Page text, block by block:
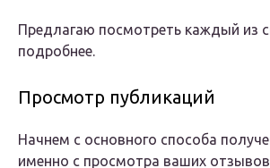
Предлагаю посмотреть каждый из
подробнее.
Просмотр публикаций
Начнем с основного способа
именно с просмотра ваших